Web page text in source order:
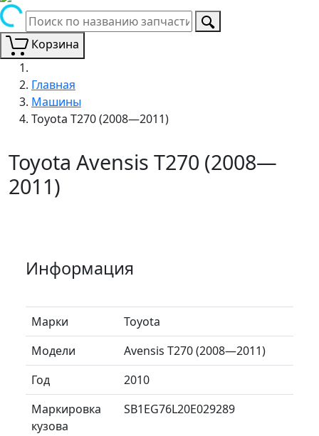
Корзина
Главная
Машины
Toyota T270 (2008—2011)
Toyota Avensis T270 (2008—
2011)
Информация
Марки
Toyota
Модели
Avensis T270 (2008—2011)
Год
2010
Маркировка
кузова
SB1EG76L20E029289